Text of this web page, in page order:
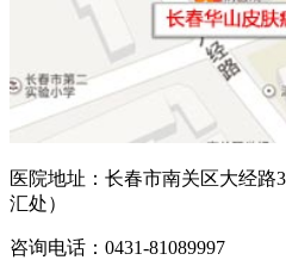
医院地址：长春市南关区大经路
汇处）
咨询电话：0431-81089997